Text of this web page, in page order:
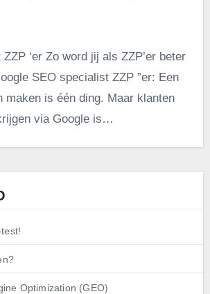
‘er Zo word jij als ZZP’er beter
SEO specialist ZZP ”er: Een
maken is één ding. Maar klanten
via Google is…
Optimization (GEO)